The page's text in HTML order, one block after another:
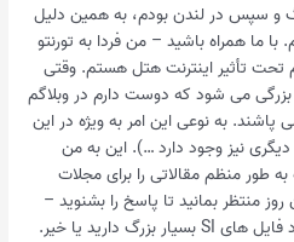
و سپس در لندن بودم، به همین دلیل
ما همراه باشید – من فردا به تورنتو
تحت تأثیر اینترنت هتل هستم. وقتی
می شود که دوست دارم در وبلاگم
به نوعی این امر به ویژه در این
نیز وجود دارد …). این به من
طور منظم مقالاتی را برای مجلات
منتظر بمانید تا پاسخ را بشنوید –
سعی کنید ببینید آیا تمایل به آپلود فایل های SI بسیار بزرگ دارید یا خیر.